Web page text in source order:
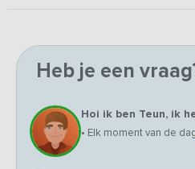
Heb je een
Hoi ik ben Teun, ik
• Elk moment van de